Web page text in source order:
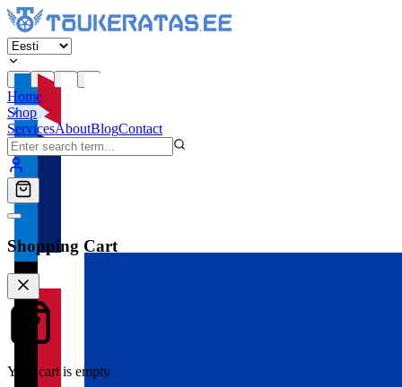
Home
Shop
ServicesAboutBlogContact
Shopping Cart
Your cart is empty